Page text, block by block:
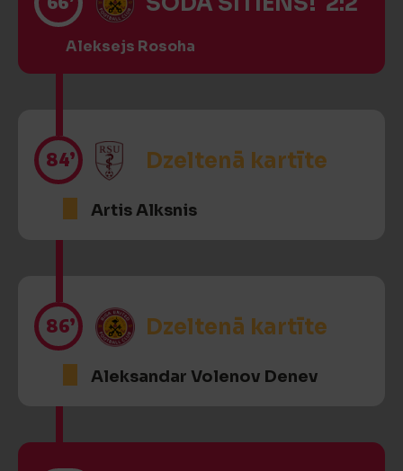
Aleksejs Rosoha
84’ Dzeltenā kartīte
Artis Alksnis
86’ Dzeltenā kartīte
Aleksandar Volenov Denev